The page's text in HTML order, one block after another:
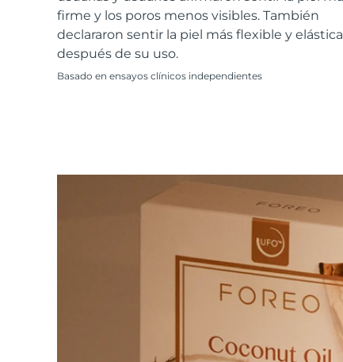
firme y los poros menos visibles. También
declararon sentir la piel más flexible y elástica
después de su uso.
Basado en ensayos clínicos independientes
All acne treatment devices
All revitalizing eye massagers
Cuidado de la piel KIWI™
Advanced pore care essentials
Serum
For healthy hair
issa™ Teeth Whitening Gel
18% PAP
Cosméticos